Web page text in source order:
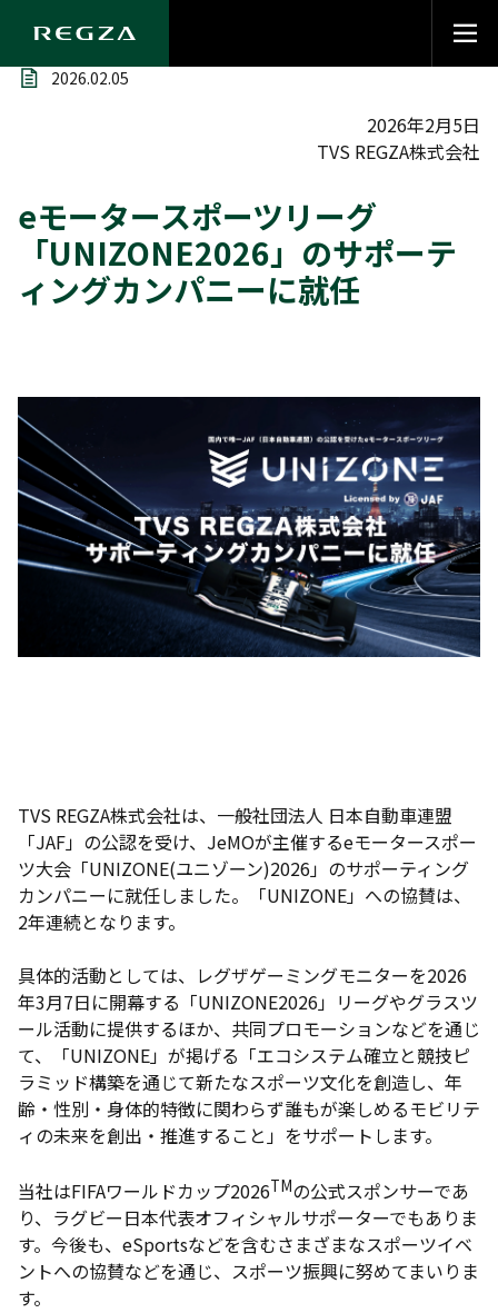
2026.02.05
2026年2月5日
TVS REGZA株式会社
eモータースポーツリーグ
「UNIZONE2026」のサポーテ
ィングカンパニーに就任
TVS REGZA株式会社は、一般社団法人 日本自動車連盟
「JAF」の公認を受け、JeMOが主催するeモータースポー
ツ大会「UNIZONE(ユニゾーン)2026」のサポーティング
カンパニーに就任しました。「UNIZONE」への協賛は、
2年連続となります。
具体的活動としては、レグザゲーミングモニターを2026
年3月7日に開幕する「UNIZONE2026」リーグやグラスツ
ール活動に提供するほか、共同プロモーションなどを通じ
て、「UNIZONE」が掲げる「エコシステム確立と競技ピ
ラミッド構築を通じて新たなスポーツ文化を創造し、年
齢・性別・身体的特徴に関わらず誰もが楽しめるモビリテ
ィの未来を創出・推進すること」をサポートします。
当社はFIFAワールドカップ2026TMの公式スポンサーであ
り、ラグビー日本代表オフィシャルサポーターでもありま
す。今後も、eSportsなどを含むさまざまなスポーツイベ
ントへの協賛などを通じ、スポーツ振興に努めてまいりま
す。